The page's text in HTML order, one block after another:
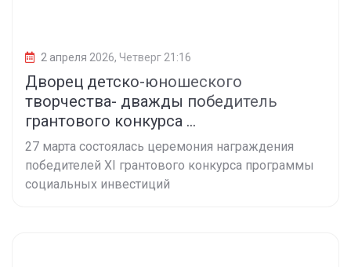
2 апреля 2026, Четверг 21:16
Дворец детско-юношеского
творчества- дважды победитель
грантового конкурса ...
27 марта состоялась церемония награждения
победителей XI грантового конкурса программы
социальных инвестиций